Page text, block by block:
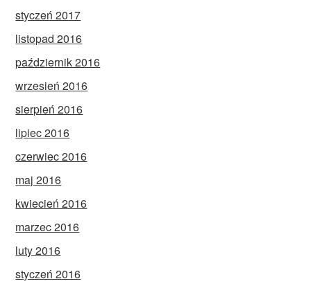
styczeń 2017
listopad 2016
październik 2016
wrzesień 2016
sierpień 2016
lipiec 2016
czerwiec 2016
maj 2016
kwiecień 2016
marzec 2016
luty 2016
styczeń 2016